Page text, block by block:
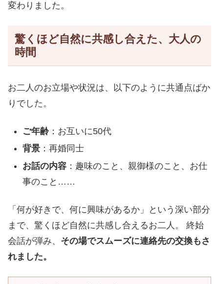
変わりました。
驚くほど自然に共感し合えた、大人の
時間
お二人のお立場や状況は、以下のように共通点ばか
りでした。
ご年齢：お互いに50代
背景：再婚同士
お話の内容：趣味のこと、親御様のこと、お仕
事のこと……
「何が好きで、何に興味があるか」という深い部分
まで、驚くほど自然に共感し合えるお二人。 終始
会話が弾み、 その場でスムーズに連絡先の交換もさ
れました。